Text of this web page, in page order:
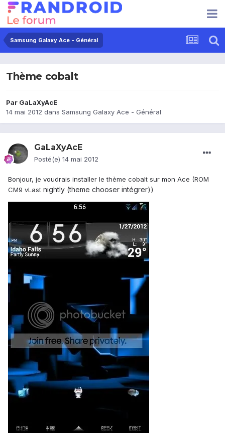
Samsung Galaxy Ace - Général
Thème cobalt
Par GaLaXyAcE
14 mai 2012 dans Samsung Galaxy Ace - Général
GaLaXyAcE
Posté(e) 14 mai 2012
Bonjour, je voudrais installer le thème cobalt sur mon Ace (ROM
CM9 vLast nightly (theme chooser intégrer))